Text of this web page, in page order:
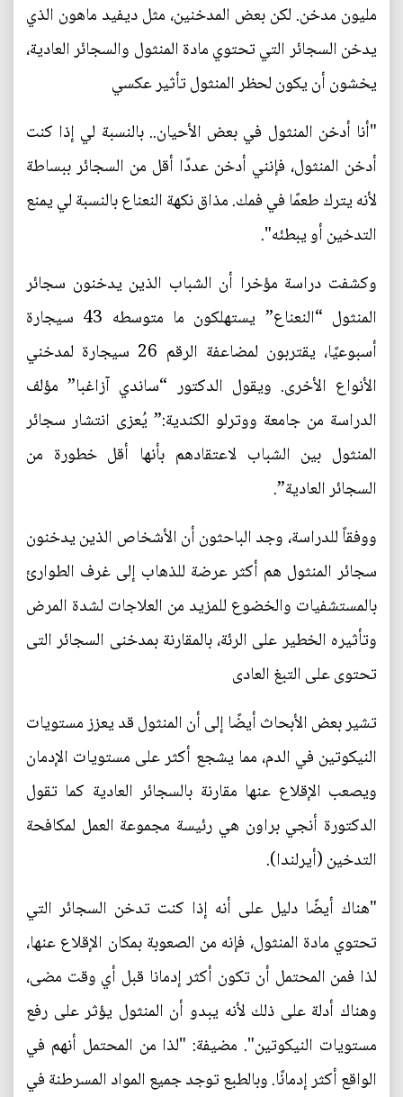
مليون مدخن. لكن بعض المدخنين، مثل ديفيد ماهون الذي
يدخن السجائر التي تحتوي مادة المنثول والسجائر العادية،
يخشون أن يكون لحظر المنثول تأثير عكسي
"أنا أدخن المنثول في بعض الأحيان.. بالنسبة لي إذا كنت
أدخن المنثول، فإنني أدخن عددًا أقل من السجائر ببساطة
لأنه يترك طعمًا في فمك. مذاق نكهة النعناع بالنسبة لي يمنع
التدخين أو يبطئه".
وكشفت دراسة مؤخرا أن الشباب الذين يدخنون سجائر
المنثول “النعناع” يستهلكون ما متوسطه 43 سيجارة
أسبوعيًا، يقتربون لمضاعفة الرقم 26 سيجارة لمدخني
الأنواع الأخرى. ويقول الدكتور “ساندي آزاغبا” مؤلف
الدراسة من جامعة ووترلو الكندية:” يُعزى انتشار سجائر
المنثول بين الشباب لاعتقادهم بأنها أقل خطورة من
السجائر العادية”.
ووفقاً للدراسة، وجد الباحثون أن الأشخاص الذين يدخنون
سجائر المنثول هم أكثر عرضة للذهاب إلى غرف الطوارئ
بالمستشفيات والخضوع للمزيد من العلاجات لشدة المرض
وتأثيره الخطير على الرئة، بالمقارنة بمدخنى السجائر التى
تحتوى على التبغ العادى
تشير بعض الأبحاث أيضًا إلى أن المنثول قد يعزز مستويات
النيكوتين في الدم، مما يشجع أكثر على مستويات الإدمان
ويصعب الإقلاع عنها مقارنة بالسجائر العادية كما تقول
الدكتورة أنجي براون هي رئيسة مجموعة العمل لمكافحة
التدخين (أيرلندا).
"هناك أيضًا دليل على أنه إذا كنت تدخن السجائر التي
تحتوي مادة المنثول، فإنه من الصعوبة بمكان الإقلاع عنها،
لذا فمن المحتمل أن تكون أكثر إدمانا قبل أي وقت مضى،
وهناك أدلة على ذلك لأنه يبدو أن المنثول يؤثر على رفع
مستويات النيكوتين". مضيفة: "لذا من المحتمل أنهم في
الواقع أكثر إدمانًا. وبالطبع توجد جميع المواد المسرطنة في